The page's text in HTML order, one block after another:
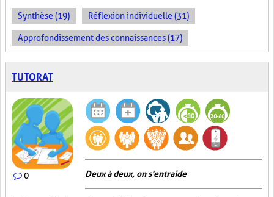
Synthèse (19) Réflexion individuelle (31)
Approfondissement des connaissances (17)
TUTORAT
0 Deux à deux, on s'entraide